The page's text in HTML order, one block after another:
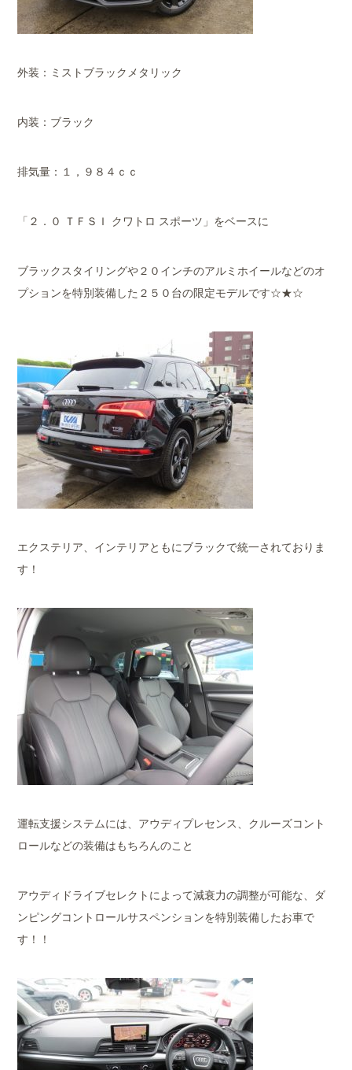
外装：ミストブラックメタリック
内装：ブラック
排気量：１，９８４ｃｃ
「２．０ ＴＦＳＩ クワトロ スポーツ」をベースに
ブラックスタイリングや２０インチのアルミホイールなどのオ
プションを特別装備した２５０台の限定モデルです☆★☆
エクステリア、インテリアともにブラックで統一されておりま
す！
運転支援システムには、アウディプレセンス、クルーズコント
ロールなどの装備はもちろんのこと
アウディドライブセレクトによって減衰力の調整が可能な、ダ
ンピングコントロールサスペンションを特別装備したお車で
す！！